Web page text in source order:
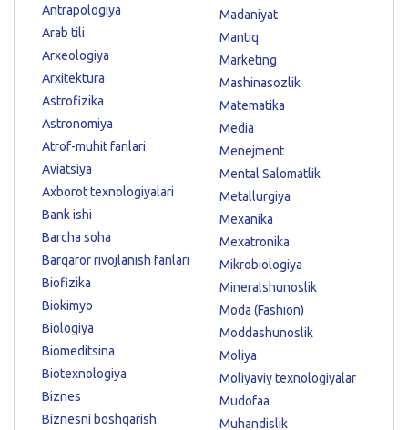
Antrapologiya
Arab tili
Arxeologiya
Arxitektura
Astrofizika
Astronomiya
Atrof-muhit fanlari
Aviatsiya
Axborot texnologiyalari
Bank ishi
Barcha soha
Barqaror rivojlanish fanlari
Biofizika
Biokimyo
Biologiya
Biomeditsina
Biotexnologiya
Biznes
Biznesni boshqarish
Madaniyat
Mantiq
Marketing
Mashinasozlik
Matematika
Media
Menejment
Mental Salomatlik
Metallurgiya
Mexanika
Mexatronika
Mikrobiologiya
Mineralshunoslik
Moda (Fashion)
Moddashunoslik
Moliya
Moliyaviy texnologiyalar
Mudofaa
Muhandislik